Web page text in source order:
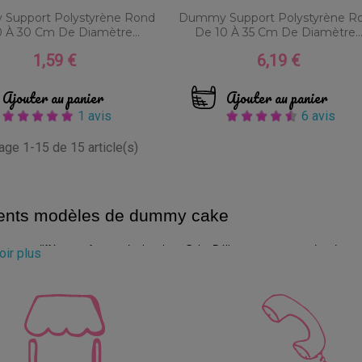
Support Polystyrène Rond
À 30 Cm De Diamètre...
Prix
1,59 €
Ajouter au panier
1 avis
Dummy Support Polystyrène
De 10 À 35 Cm De Diamètre...
Prix
6,19 €
Ajouter au panier
6 avis
1-15 de 15 article(s)
modèles de dummy cake
ont différentes formes. La boutique Cake Délice vous propose des
utiliser un support pour dummy cake ?
votre support avec de la pâte à sucre, de la pâte d'amande ou de la glace
plus